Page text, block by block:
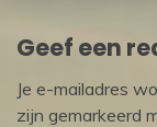
Geef een
Je e-mailadres
zijn gemarkeerd